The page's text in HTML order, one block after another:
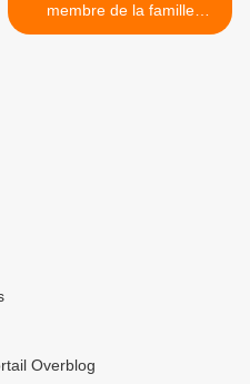
membre de la famille
princière monégasque qui
Overblog